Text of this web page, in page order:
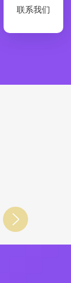
联系我们